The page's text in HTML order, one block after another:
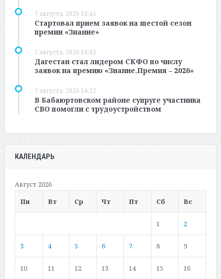
7 августа, 2026 16:45
Стартовал прием заявок на шестой сезон
премии «Знание»
7 августа, 2026 16:43
Дагестан стал лидером СКФО по числу
заявок на премию «Знание.Премия – 2026»
7 августа, 2026 16:32
В Бабаюртовском районе супруге участника
СВО помогли с трудоустройством
КАЛЕНДАРЬ
Август 2026
Пн
Вт Ср Чт Пт Сб Вс
1 2
3 4 5 6 7 8 9
10 11 12 13 14 15 16